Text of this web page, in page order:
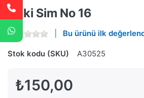
Yuki Sim No 16
Bu ürünü ilk
Stok kodu (SKU) A30525
₺150,00